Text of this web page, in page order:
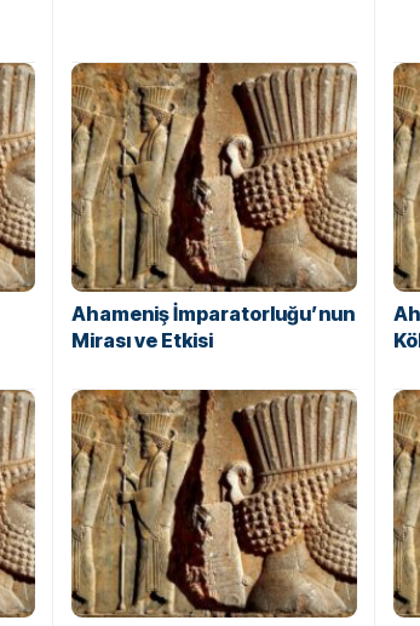
Ahameniş İmparatorluğu’nun
Mirası ve Etkisi